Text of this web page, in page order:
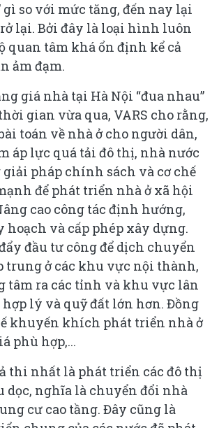
gì so với mức tăng, đến nay lại
lại. Bởi đây là loại hình luôn
quan tâm khá ổn định kể cả
ảm đạm.
giá nhà tại Hà Nội “đua nhau”
gian vừa qua, VARS cho rằng,
toán về nhà ở cho người dân,
áp lực quá tải đô thị, nhà nước
pháp chính sách và cơ chế
để phát triển nhà ở xã hội
cao công tác định hướng,
hoạch và cấp phép xây dựng.
đầu tư công để dịch chuyển
trung ở các khu vực nội thành,
tâm ra các tỉnh và khu vực lân
lý và quỹ đất lớn hơn. Đồng
khuyến khích phát triển nhà ở
phù hợp,...
thi nhất là phát triển các đô thị
dọc, nghĩa là chuyển đổi nhà
cư cao tầng. Đây cũng là